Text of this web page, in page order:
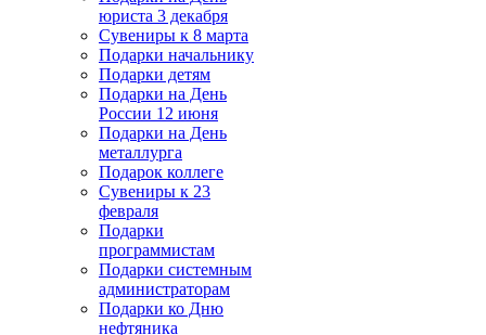
юриста 3 декабря
Сувениры к 8 марта
Подарки начальнику
Подарки детям
Подарки на День
России 12 июня
Подарки на День
металлурга
Подарок коллеге
Сувениры к 23
февраля
Подарки
программистам
Подарки системным
администраторам
Подарки ко Дню
нефтяника